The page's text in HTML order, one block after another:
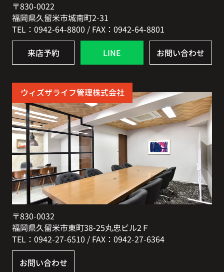
〒830-0022
福岡県久留米市城南町2-31
TEL：0942-64-8800 / FAX：0942-64-8801
来店予約 LINE お問い合わせ
ウィズザライフ管理株式会社
〒830-0032
福岡県久留米市東町38-25丸忠ビル2Ｆ
TEL：0942-27-6510 / FAX：0942-27-6364
お問い合わせ